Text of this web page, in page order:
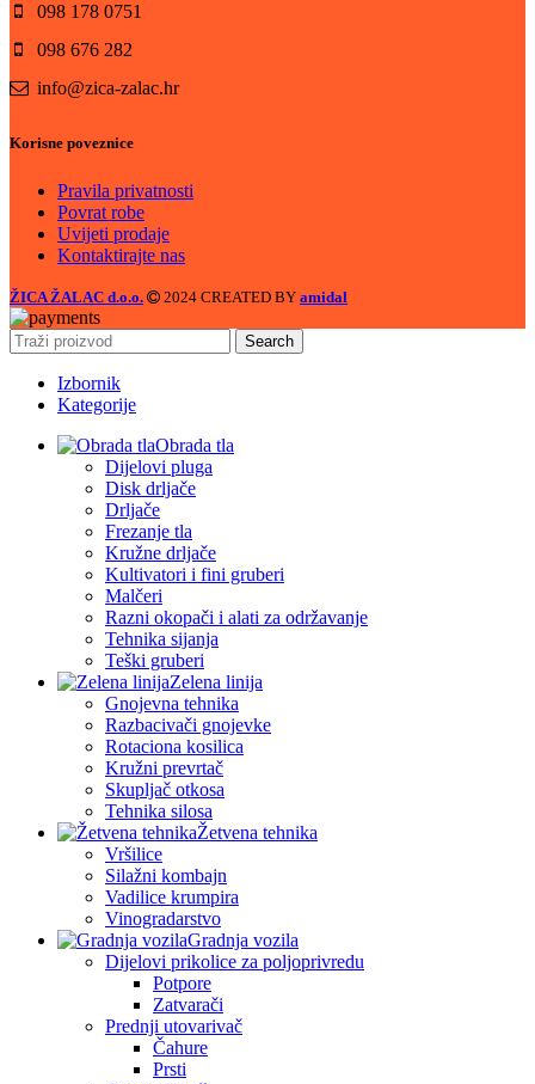
098 178 0751
098 676 282
info@zica-zalac.hr
Korisne poveznice
Pravila privatnosti
Povrat robe
Uvijeti prodaje
Kontaktirajte nas
ŽICA ŽALAC d.o.o. 2024 CREATED BY amidal
Search
Izbornik
Kategorije
Obrada tla
Dijelovi pluga
Disk drljače
Drljače
Frezanje tla
Kružne drljače
Kultivatori i fini gruberi
Malčeri
Razni okopači i alati za održavanje
Tehnika sijanja
Teški gruberi
Zelena linija
Gnojevna tehnika
Razbacivači gnojevke
Rotaciona kosilica
Kružni prevrtač
Skupljač otkosa
Tehnika silosa
Žetvena tehnika
Vršilice
Silažni kombajn
Vadilice krumpira
Vinogradarstvo
Gradnja vozila
Dijelovi prikolice za poljoprivredu
Potpore
Zatvarači
Prednji utovarivač
Čahure
Prsti